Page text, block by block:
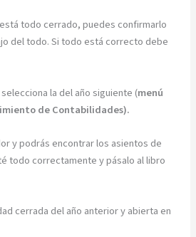
todo cerrado, puedes confirmarlo
del todo. Si todo está correcto debe
la del año siguiente (menú
de Contabilidades).
y podrás encontrar los asientos de
todo correctamente y pásalo al libro
cerrada del año anterior y abierta en